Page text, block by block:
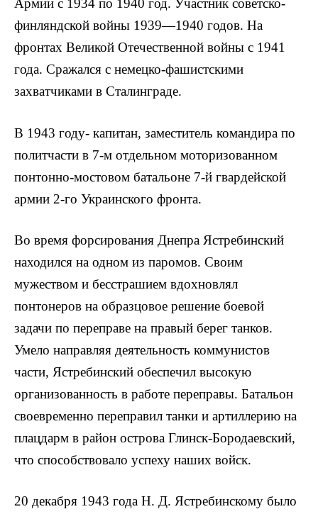
Армии с 1934 по 1940 год. Участник советско-
финляндской войны 1939—1940 годов. На
фронтах Великой Отечественной войны с 1941
года. Сражался с немецко-фашистскими
захватчиками в Сталинграде.
В 1943 году- капитан, заместитель командира по
политчасти в 7-м отдельном моторизованном
понтонно-мостовом батальоне 7-й гвардейской
армии 2-го Украинского фронта.
Во время форсирования Днепра Ястребинский
находился на одном из паромов. Своим
мужеством и бесстрашием вдохновлял
понтонеров на образцовое решение боевой
задачи по переправе на правый берег танков.
Умело направляя деятельность коммунистов
части, Ястребинский обеспечил высокую
организованность в рабо­те переправы. Батальон
своевременно переправил танки и артилле­рию на
плацдарм в район острова Глинск-Бородаевский,
что спо­собствовало успеху наших войск.
20 декабря 1943 года Н. Д. Ястребинскому было